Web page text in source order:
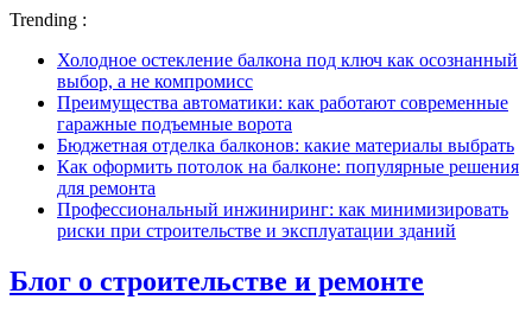
Trending :
Холодное остекление балкона под ключ как осознанный
выбор, а не компромисс
Преимущества автоматики: как работают современные
гаражные подъемные ворота
Бюджетная отделка балконов: какие материалы выбрать
Как оформить потолок на балконе: популярные решения
для ремонта
Профессиональный инжиниринг: как минимизировать
риски при строительстве и эксплуатации зданий
Блог о строительстве и ремонте